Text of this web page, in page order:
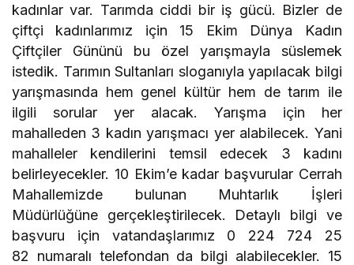
kadınlar var. Tarımda ciddi bir iş gücü. Bizler de
çiftçi kadınlarımız için 15 Ekim Dünya Kadın
Çiftçiler Gününü bu özel yarışmayla süslemek
istedik. Tarımın Sultanları sloganıyla yapılacak bilgi
yarışmasında hem genel kültür hem de tarım ile
ilgili sorular yer alacak. Yarışma için her
mahalleden 3 kadın yarışmacı yer alabilecek. Yani
mahalleler kendilerini temsil edecek 3 kadını
belirleyecekler. 10 Ekim’e kadar başvurular Cerrah
Mahallemizde bulunan Muhtarlık İşleri
Müdürlüğüne gerçekleştirilecek. Detaylı bilgi ve
başvuru için vatandaşlarımız 0 224 724 25
82 numaralı telefondan da bilgi alabilecekler. 15